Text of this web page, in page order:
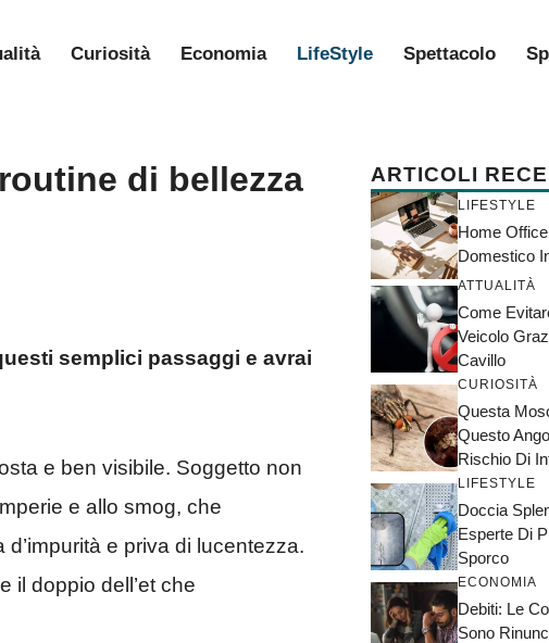
Curiosità Economia LifeStyle Spettacolo
di bellezza
semplici passaggi e avrai
e ben visibile. Soggetto non
e allo smog, che
e priva di lucentezza.
il doppio dell’et che
ARTICOLI
LIFESTYLE
Home
Domestico
ATTUALITÀ
Come
Veicolo
Cavillo
CURIOSITÀ
Questa
Questo
Rischio Di
LIFESTYLE
Doccia
Esperte Di
Sporco
ECONOMIA
Debiti: Le
Sono